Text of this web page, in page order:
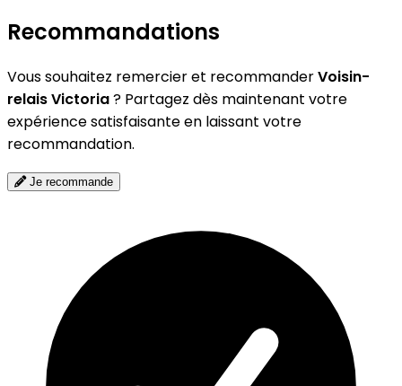
Recommandations
Vous souhaitez remercier et recommanderVoisin-
relais Victoria? Partagez dès maintenant votre
expérience satisfaisante en laissant votre
recommandation.
Je recommande